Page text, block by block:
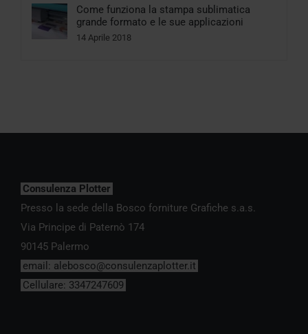
Come funziona la stampa sublimatica
grande formato e le sue applicazioni
14 Aprile 2018
Consulenza Plotter
Presso la sede della Bosco forniture Grafiche s.a.s.
Via Principe di Paternò 174
90145 Palermo
email: alebosco@consulenzaplotter.it
Cellulare: 3347247609